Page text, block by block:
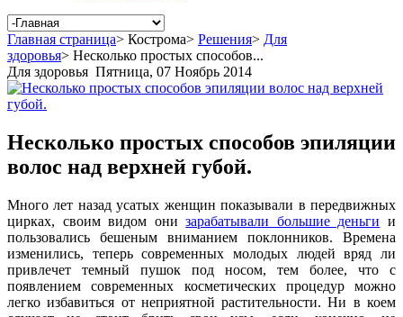
Главная страница> Кострома> Решения> Для
здоровья> Несколько простых способов...
Для здоровья Пятница, 07 Ноябрь 2014
Несколько простых способов эпиляции
волос над верхней губой.
Много лет назад усатых женщин показывали в передвижных
цирках, своим видом онизарабатывали большие деньги и
пользовались бешеным вниманием поклонников. Времена
изменились, теперь современных молодых людей вряд ли
привлечет темный пушок под носом, тем более, что с
появлением современных косметических процедур можно
легко избавиться от неприятной растительности. Ни в коем